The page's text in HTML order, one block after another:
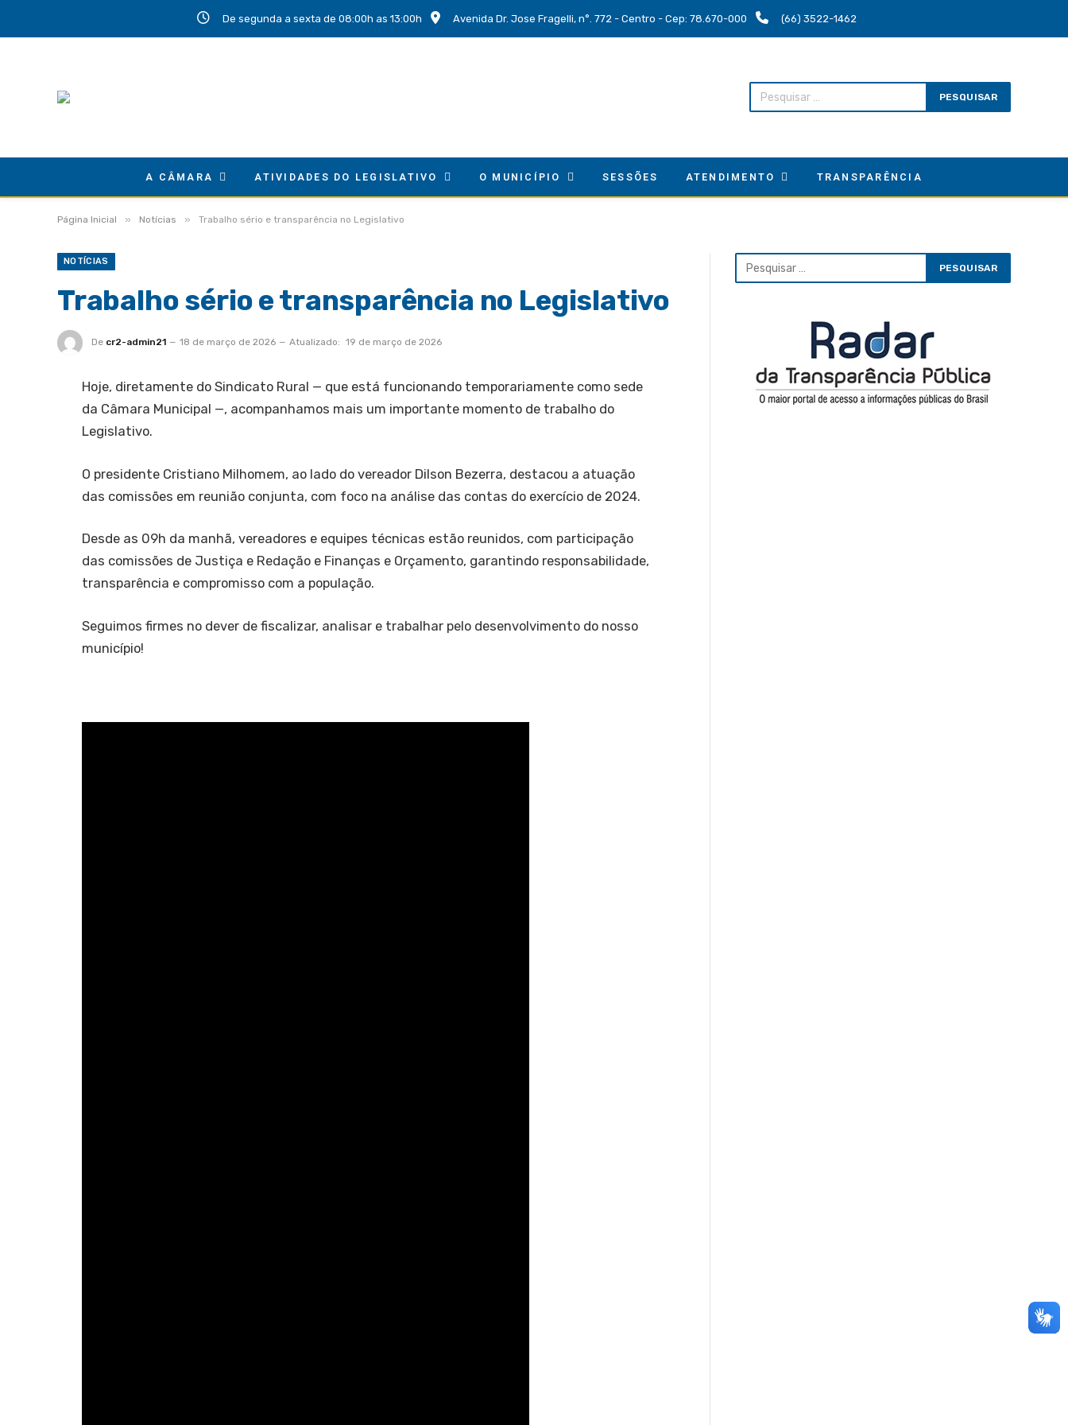
De segunda a sexta de 08:00h as 13:00h Avenida Dr. Jose Fragelli, n°. 772 - Centro - Cep: 78.670-000 (66) 3522-1462
A CÂMARA ATIVIDADES DO LEGISLATIVO O MUNICÍPIO SESSÕES ATENDIMENTO TRANSPARÊNCIA
Página Inicial » Notícias » Trabalho sério e transparência no Legislativo
NOTÍCIAS
Trabalho sério e transparência no Legislativo
De cr2-admin21 18 de março de 2026 Atualizado: 19 de março de 2026
Hoje, diretamente do Sindicato Rural — que está funcionando temporariamente como sede
da Câmara Municipal —, acompanhamos mais um importante momento de trabalho do
Legislativo.
O presidente Cristiano Milhomem, ao lado do vereador Dilson Bezerra, destacou a atuação
das comissões em reunião conjunta, com foco na análise das contas do exercício de 2024.
Desde as 09h da manhã, vereadores e equipes técnicas estão reunidos, com participação
das comissões de Justiça e Redação e Finanças e Orçamento, garantindo responsabilidade,
transparência e compromisso com a população.
Seguimos firmes no dever de fiscalizar, analisar e trabalhar pelo desenvolvimento do nosso
município!